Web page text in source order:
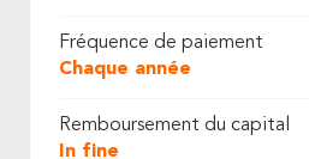
Fréquence de paiement
Chaque année
Remboursement du capital
In fine